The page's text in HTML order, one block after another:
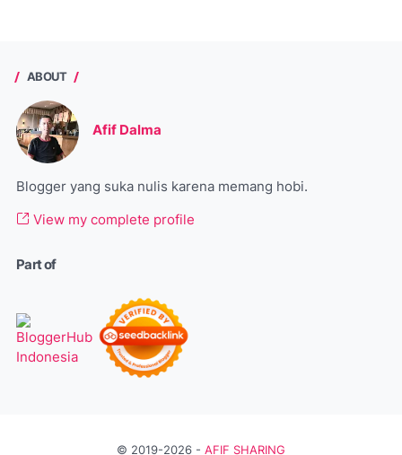
ABOUT
Afif Dalma
Blogger yang suka nulis karena memang hobi.
View my complete profile
Part of
© 2019-2026 - AFIF SHARING